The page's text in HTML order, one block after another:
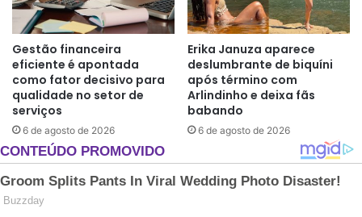
Gestão financeira
eficiente é apontada
como fator decisivo para
qualidade no setor de
serviços
6 de agosto de 2026
Erika Januza aparece
deslumbrante de biquíni
após término com
Arlindinho e deixa fãs
babando
6 de agosto de 2026